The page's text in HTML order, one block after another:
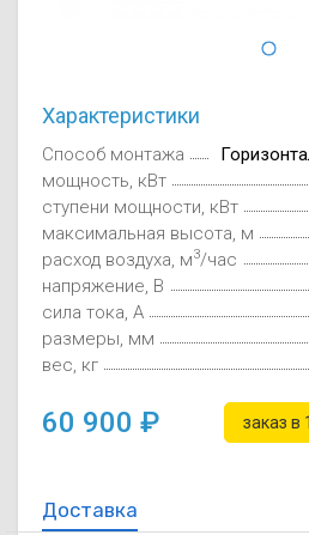
Характеристики
Способ монтажа
мощность, кВт
ступени мощности, кВт
максимальная высота, м
расход воздуха, м3/час
напряжение, В
сила тока, А
размеры, мм
вес, кг
60 900 заказ в
Доставка